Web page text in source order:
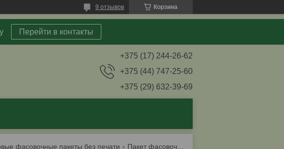
Корзина
9 отзывов
Перейти в контакты
+375 (17) 244-26-62
+375 (44) 747-25-60
+375 (29) 632-39-69
фасовочные пакеты без печати Пакет фасовочный 24*38,8 в рулоне